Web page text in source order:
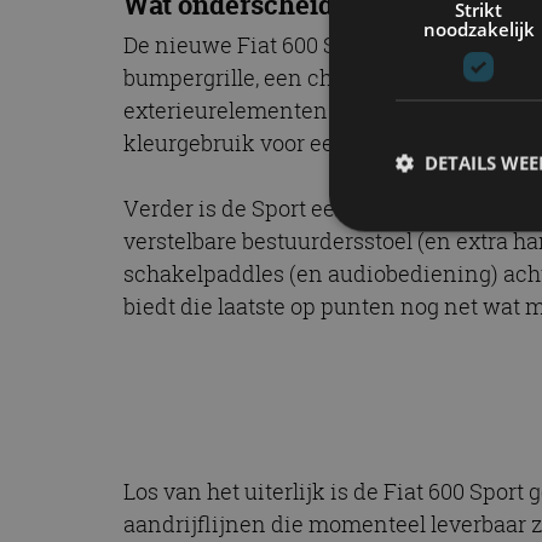
De nieuwe Fiat 600 Sport heeft in de
bumpergrille, een chromen dubbel
exterieurelementen. De Sport heeft ook
kleurgebruik voor een wat sportievere
Verder is de Sport een van de luxere
verstelbare bestuurdersstoel (en extra
schakelpaddles (en audiobediening)
biedt die laatste op punten nog net wat
Los van het uiterlijk is de Fiat 600 Sport
aandrijflijnen die momenteel leverbaar
Strikt
noodzakelijk
DETAILS
Strikt noodzakelijke